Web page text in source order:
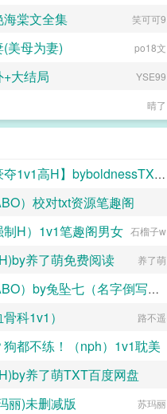
棠文全集 笑可可9
美母为妻) po18文
大结局 YSE99
晴了
贰拾【强取豪夺1v1高H】byboldnessTXT百度网盘
boldness
）校对txt资源笔趣阁
兔坠七（名字倒写版）
H）1v1笔趣阁男女 石榴子w
养了萌免费阅读 养了萌
蚕食（np、ABO）by兔坠七（名字倒写版）免费阅读
兔坠七（名字倒写版）
科1v1） 路不遥
都不练！（nph）1v1耽美
吃点好的
养了萌TXT百度网盘
养了萌
丽)未删减版 苏玛丽